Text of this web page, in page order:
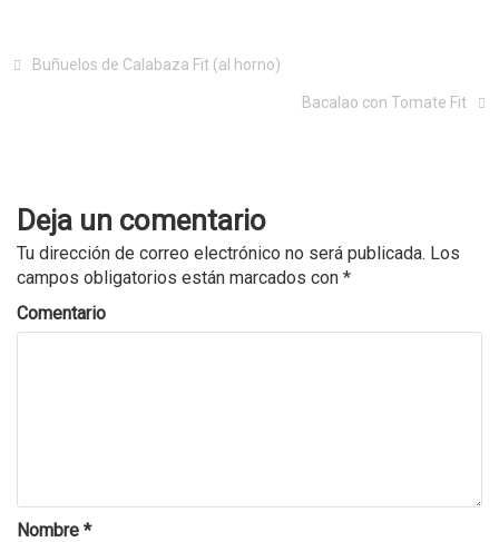
Buñuelos de Calabaza Fit (al horno)
Bacalao con Tomate Fit
Deja un comentario
Tu dirección de correo electrónico no será publicada. Los
campos obligatorios están marcados con *
Comentario
Nombre *